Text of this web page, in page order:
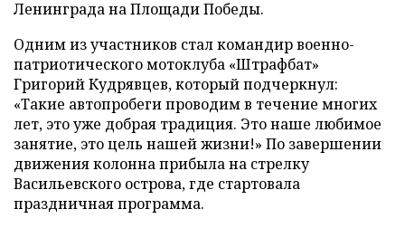
Ленинграда на Площади Победы.
Одним из участников стал командир военно-
патриотического мотоклуба «Штрафбат»
Григорий Кудрявцев, который подчеркнул:
«Такие автопробеги проводим в течение многих
лет, это уже добрая традиция. Это наше любимое
занятие, это цель нашей жизни!» По завершении
движения колонна прибыла на стрелку
Васильевского острова, где стартовала
праздничная программа.